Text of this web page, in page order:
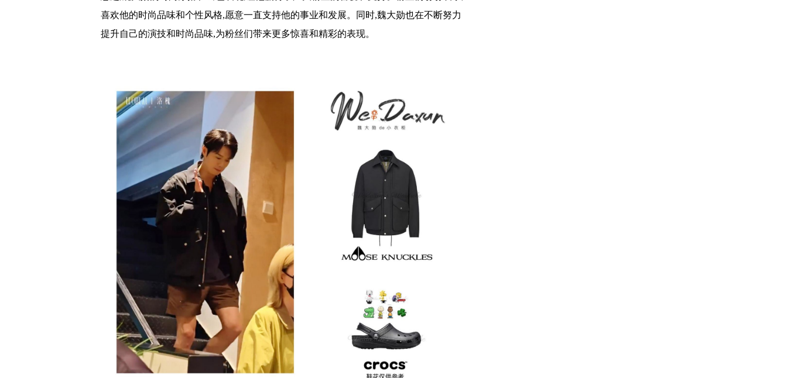
喜欢他的时尚品味和个性风格,愿意一直支持他的事业和发展。同时,魏大勋也在不断努力
提升自己的演技和时尚品味,为粉丝们带来更多惊喜和精彩的表现。